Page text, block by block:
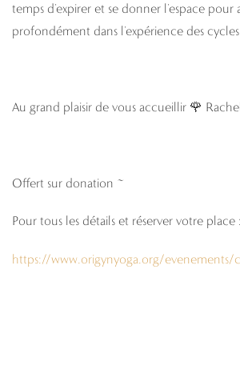
temps d’expirer et se donner l’espace
profondément dans l’expérience des
Au grand plaisir de vous accueillir 🌹
Offert sur donation ~
Pour tous les détails et réserver votre place :
https://www.origynyoga.org/evenements/